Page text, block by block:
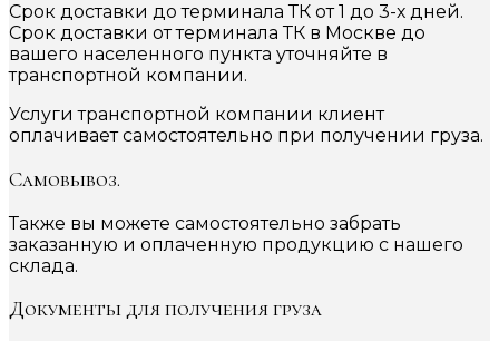
Срок доставки до терминала ТК от 1 до 3-х дней.
Срок доставки от терминала ТК в Москве до
вашего населенного пункта уточняйте в
транспортной компании.
Услуги транспортной компании клиент
оплачивает самостоятельно при получении груза.
Самовывоз.
Также вы можете самостоятельно забрать
заказанную и оплаченную продукцию с нашего
склада.
Документы для получения груза